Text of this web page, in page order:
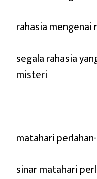
rahasia mengenai
segala rahasia
misteri
matahari
sinar matahari